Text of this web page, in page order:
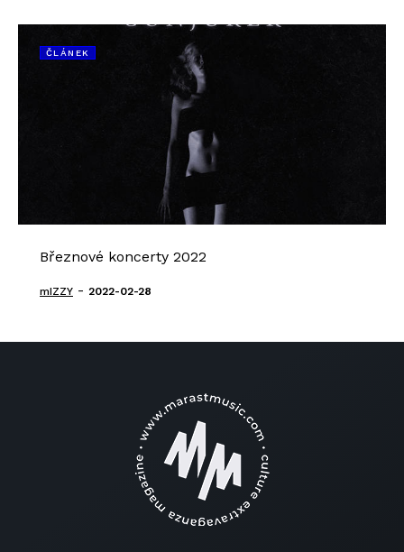
ČLÁNEK
Březnové koncerty 2022
mIZZY - 2022-02-28